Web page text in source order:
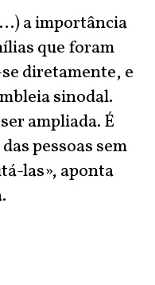
a importância
que foram
diretamente, e
sinodal.
ampliada. É
pessoas sem
las», aponta